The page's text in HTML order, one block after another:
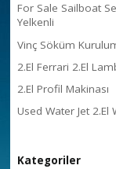
For Sale Sailboat
Yelkenli
Vinç Söküm
2.El Ferrari 2.El
2.El Profil Makinası
Used Water Jet 2.El
Kategoriler